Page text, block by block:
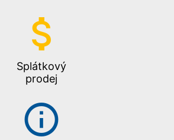
Splátkový
prodej